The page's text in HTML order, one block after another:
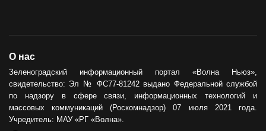
О нас
Зеленоградский информационный портал «Волна Ньюз»,
свидетельство: Эл № ФС77-81242 выдано Федеральной службой
по надзору в сфере связи, информационных технологий и
массовых коммуникаций (Роскомнадзор) 07 июля 2021 года.
Учредитель: МАУ «РГ «Волна».